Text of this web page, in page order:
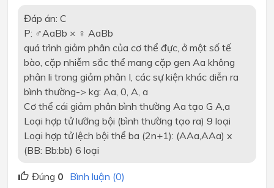
Đáp án: C
P: ♂AaBb × ♀ AaBb
quá trình giảm phân của cơ thể đực, ở một số tế
bào, cặp nhiễm sắc thể mang cặp gen Aa không
phân li trong giảm phân I, các sự kiện khác diễn ra
bình thường-> kg: Aa, 0, A, a
Cơ thể cái giảm phân bình thường Aa tạo G A,a
Loại hợp tử lưỡng bội (bình thường tạo ra) 9 loại
Loại hợp tử lệch bội thể ba (2n+1): (AAa,AAa) x
(BB: Bb:bb) 6 loại
Đúng 0 Bình luận (0)